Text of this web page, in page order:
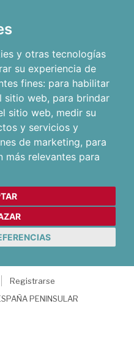
y otras tecnologías
su experiencia de
fines: para habilitar
sitio web, para brindar
sitio web, medir su
y servicios y
de marketing, para
más relevantes para
Registrarse
PENINSULAR